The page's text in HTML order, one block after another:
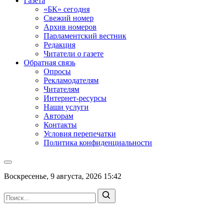
«БК» сегодня
Свежий номер
Архив номеров
Парламентский вестник
Редакция
Читатели о газете
Обратная связь
Опросы
Рекламодателям
Читателям
Интернет-ресурсы
Наши услуги
Авторам
Контакты
Условия перепечатки
Политика конфиденциальности
Воскресенье, 9 августа, 2026 15:42